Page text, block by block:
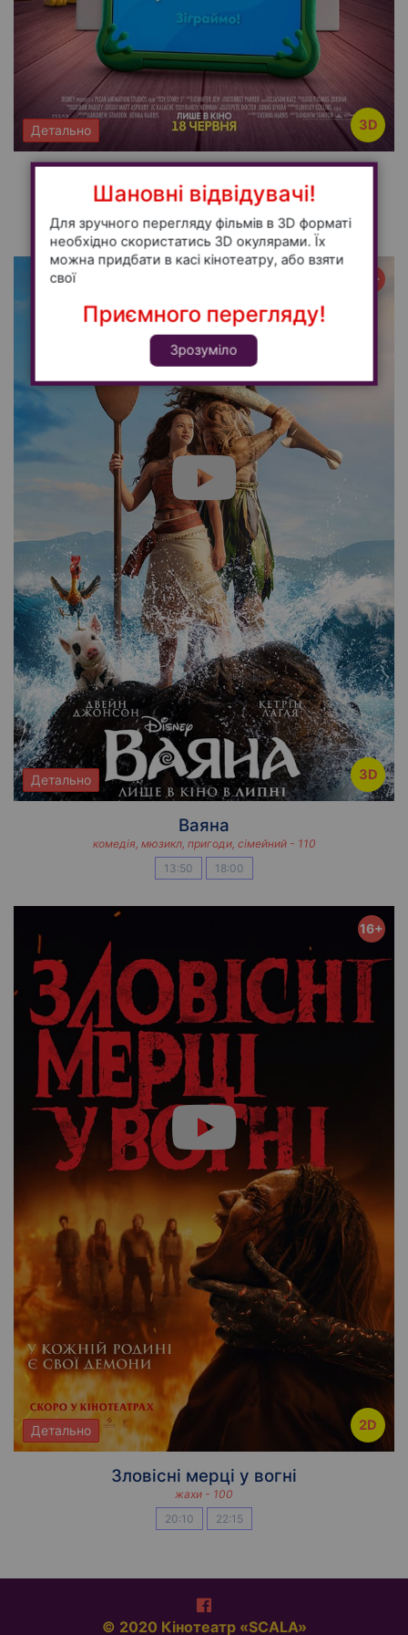
3D
Детально
анімація, комедія, пригоди, сімейний - 100
11:50
3D
0+
Детально
Ваяна
комедія, мюзикл, пригоди, сімейний - 110
13:50
18:00
2D
16+
Детально
Зловісні мерці у вогні
жахи - 100
20:10
22:15
© 2020 Кінотеатр «SCALA»
Шановні відвідувачі!
Для зручного перегляду фільмів в 3D форматі
необхідно скористатись 3D окулярами. Їх
можна придбати в касі кінотеатру, або взяти
свої
Приємного перегляду!
Зрозуміло